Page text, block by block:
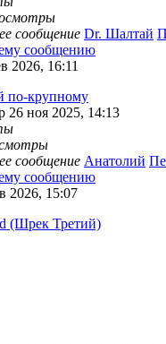
сообщение Dr. Шалтай
сообщению
2026, 16:11
по-крупному
26 ноя 2025, 14:13
сообщение Анатолий
сообщению
2026, 15:07
(Шрек Третий)